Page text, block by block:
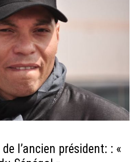
l’ancien président: : «